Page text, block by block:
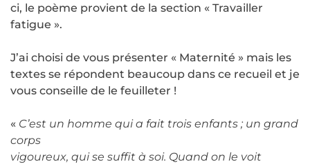
ci, le poème provient de la section « Travailler
fatigue ».
J’ai choisi de vous présenter « Maternité » mais les
textes se répondent beaucoup dans ce recueil et je
vous conseille de le feuilleter !
« C’est un homme qui a fait trois enfants ; un grand
corps
vigoureux, qui se suffit à soi. Quand on le voit